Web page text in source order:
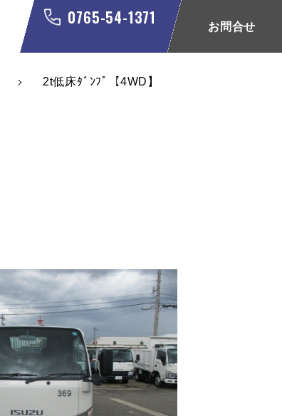
0765-54-1371 お問合せ
2t低床ﾀﾞﾝﾌﾟ【4WD】